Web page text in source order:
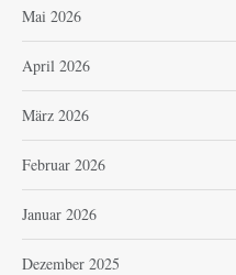
Mai 2026
April 2026
März 2026
Februar 2026
Januar 2026
Dezember 2025